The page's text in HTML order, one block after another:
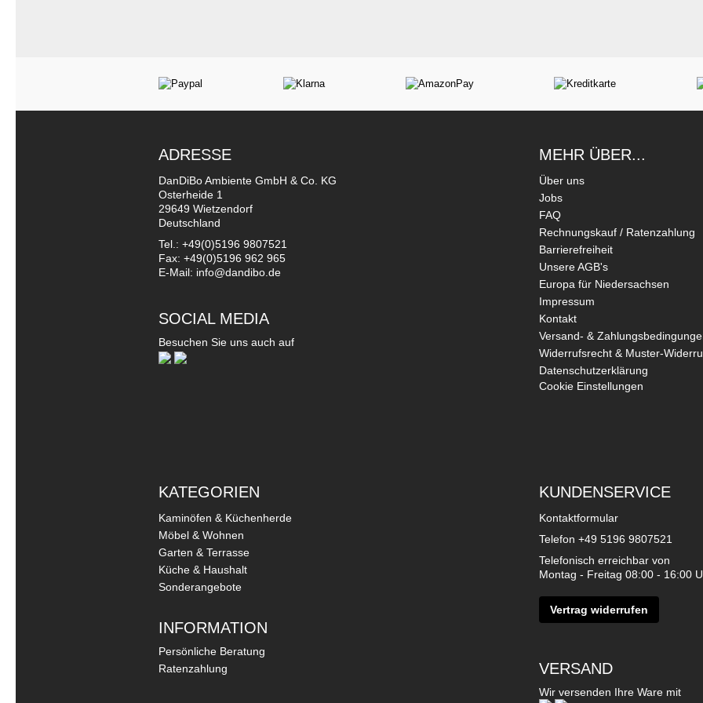
ADRESSE
DanDiBo Ambiente GmbH & Co. KG
Osterheide 1
29649 Wietzendorf
Deutschland
Tel.: +49(0)5196 9807521
Fax: +49(0)5196 962 965
E-Mail: info@dandibo.de
SOCIAL MEDIA
Besuchen Sie uns auch auf
MEHR ÜBER...
Über uns
Jobs
FAQ
Rechnungskauf / Ratenzahlung
Barrierefreiheit
Unsere AGB's
Europa für Niedersachsen
Impressum
Kontakt
Versand- &
Widerrufsrecht & Muster-
Datenschutzerklärung
Cookie Einstellungen
KATEGORIEN
Kaminöfen & Küchenherde
Möbel & Wohnen
Garten & Terrasse
Küche & Haushalt
Sonderangebote
INFORMATION
Persönliche Beratung
Ratenzahlung
KUNDENSERVICE
Kontaktformular
Telefon +49 5196 9807521
Telefonisch erreichbar von
Montag - Freitag 08:00 - 16:00
Vertrag widerrufen
VERSAND
Wir versenden Ihre Ware mit